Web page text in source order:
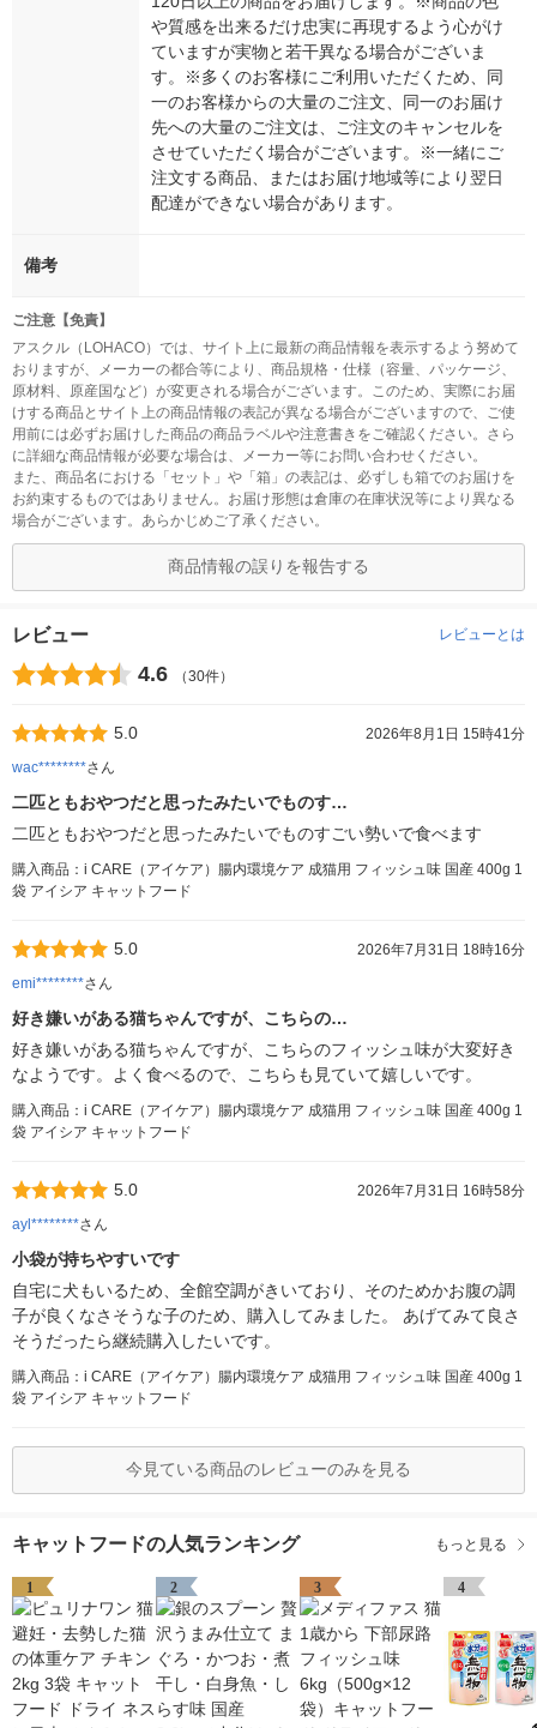
や質感を出来るだけ忠実に再現するよう心がけ
ていますが実物と若干異なる場合がございま
す。※多くのお客様にご利用いただくため、同
一のお客様からの大量のご注文、同一のお届け
先への大量のご注文は、ご注文のキャンセルを
させていただく場合がございます。※一緒にご
注文する商品、またはお届け地域等により翌日
配達ができない場合があります。
備考
ご注意【免責】
アスクル（LOHACO）では、サイト上に最新の商品情報を表示するよう努めて
おりますが、メーカーの都合等により、商品規格・仕様（容量、パッケージ、
原材料、原産国など）が変更される場合がございます。このため、実際にお届
けする商品とサイト上の商品情報の表記が異なる場合がございますので、ご使
用前には必ずお届けした商品の商品ラベルや注意書きをご確認ください。さら
に詳細な商品情報が必要な場合は、メーカー等にお問い合わせください。
また、商品名における「セット」や「箱」の表記は、必ずしも箱でのお届けを
お約束するものではありません。お届け形態は倉庫の在庫状況等により異なる
場合がございます。あらかじめご了承ください。
商品情報の誤りを報告する
レビュー レビューとは
4.6 （30件）
5.0
2026年8月1日 15時41分
wac********さん
二匹ともおやつだと思ったみたいでものす…
二匹ともおやつだと思ったみたいでものすごい勢いで食べます
購入商品：i CARE（アイケア）腸内環境ケア 成猫用 フィッシュ味 国産 400g 1
袋 アイシア キャットフード
5.0
2026年7月31日 18時16分
emi********さん
好き嫌いがある猫ちゃんですが、こちらの…
好き嫌いがある猫ちゃんですが、こちらのフィッシュ味が大変好き
なようです。よく食べるので、こちらも見ていて嬉しいです。
購入商品：i CARE（アイケア）腸内環境ケア 成猫用 フィッシュ味 国産 400g 1
袋 アイシア キャットフード
5.0
2026年7月31日 16時58分
ayl********さん
小袋が持ちやすいです
自宅に犬もいるため、全館空調がきいており、そのためかお腹の調
子が良くなさそうな子のため、購入してみました。 あげてみて良さ
そうだったら継続購入したいです。
購入商品：i CARE（アイケア）腸内環境ケア 成猫用 フィッシュ味 国産 400g 1
袋 アイシア キャットフード
今見ている商品のレビューのみを見る
キャットフードの人気ランキング もっと見る
1 2 3 4